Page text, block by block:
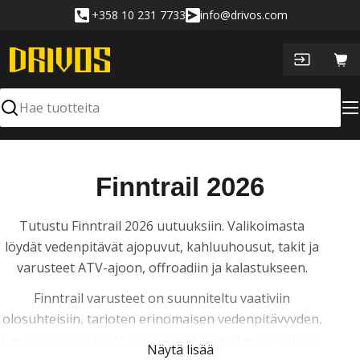
+358 10 231 7733 info@drivos.com
Hae
K
o
k
o
e
Finntrail 2026
Tutustu Finntrail 2026 uutuuksiin. Valikoimasta
löydät vedenpitävät ajopuvut, kahluuhousut, takit ja
varusteet ATV-ajoon, offroadiin ja kalastukseen.
Finntrail varusteet on suunniteltu vaativiin
olosuhteisiin, tarjoten erinomaisen vedenpitävyyden,
Näytä lisää